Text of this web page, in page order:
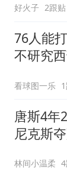
好火子 2跟贴
76人能
不研究
看球图一乐
唐斯4年
尼克斯
林间小温柔